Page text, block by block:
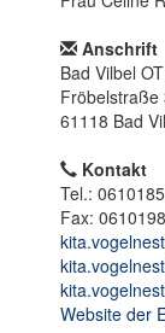
Anschrift
Bad Vilbel
Fröbelstraße
61118 Bad
Kontakt
Tel.:
Fax:
Website der